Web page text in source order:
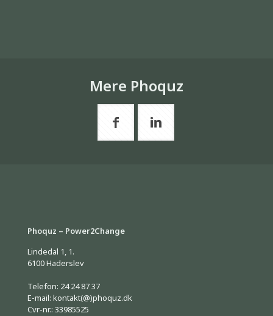
Mere Phoquz
Phoquz – Power2Change
Lindedal 1, 1.
6100 Haderslev
Telefon: 24 24 87 37
E-mail: kontakt(@)phoquz.dk
Cvr-nr.: 33985525